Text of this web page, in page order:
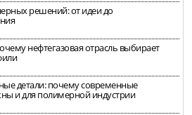
решений: от идеи до
нефтегазовая отрасль выбирает
детали: почему современные
и для полимерной индустрии